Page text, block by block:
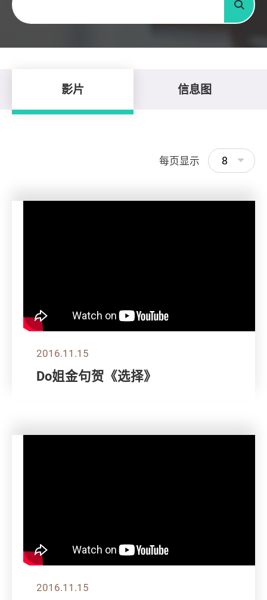
搜寻
影片 信息图
每页显示 8
2016.11.15
Do姐金句贺《选择》
2016.11.15